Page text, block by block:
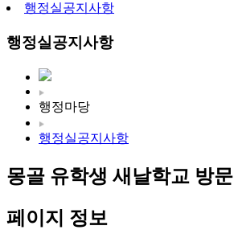
행정실공지사항
행정실공지사항
행정마당
행정실공지사항
몽골 유학생 새날학교 방문
페이지 정보